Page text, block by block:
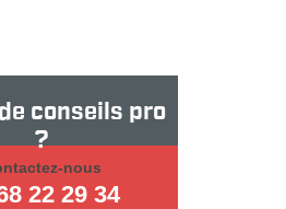
conseils pro
?
nous
22 29 34